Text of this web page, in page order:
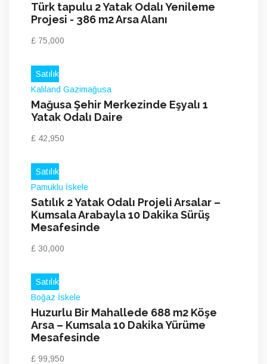
Türk tapulu 2 Yatak Odalı Yenileme
Projesi - 386 m2 Arsa Alanı
£ 75,000
Satılık
Kaliland Gazimağusa
Mağusa Şehir Merkezinde Eşyalı 1
Yatak Odalı Daire
£ 42,950
Satılık
Pamuklu İskele
Satılık 2 Yatak Odalı Projeli Arsalar –
Kumsala Arabayla 10 Dakika Sürüş
Mesafesinde
£ 30,000
Satılık
Boğaz İskele
Huzurlu Bir Mahallede 688 m2 Köşe
Arsa – Kumsala 10 Dakika Yürüme
Mesafesinde
£ 99,950